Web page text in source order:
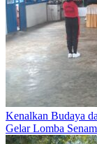
Kenalkan Budaya
Gelar Lomba